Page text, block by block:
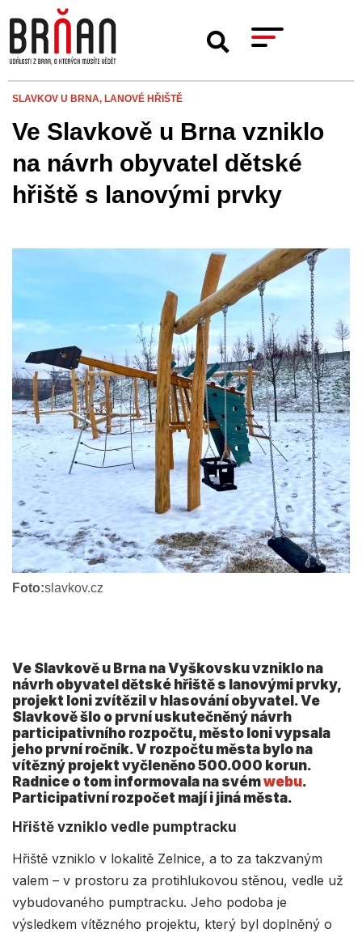
SLAVKOV U BRNA, LANOVÉ HŘIŠTĚ
Ve Slavkově u Brna vzniklo
na návrh obyvatel dětské
hřiště s lanovými prvky
Foto:slavkov.cz
Ve Slavkově u Brna na Vyškovsku vzniklo na
návrh obyvatel dětské hřiště s lanovými prvky,
projekt loni zvítězil v hlasování obyvatel. Ve
Slavkově šlo o první uskutečněný návrh
participativního rozpočtu, město loni vypsala
jeho první ročník. V rozpočtu města bylo na
vítězný projekt vyčleněno 500.000 korun.
Radnice o tom informovala na svémwebu.
Participativní rozpočet mají i jiná města.
Hřiště vzniklo vedle pumptracku
Hřiště vzniklo v lokalitě Zelnice, a to za takzvaným
valem – v prostoru za protihlukovou stěnou, vedle už
vybudovaného pumptracku. Jeho podoba je
výsledkem vítězného projektu, který byl doplněný o